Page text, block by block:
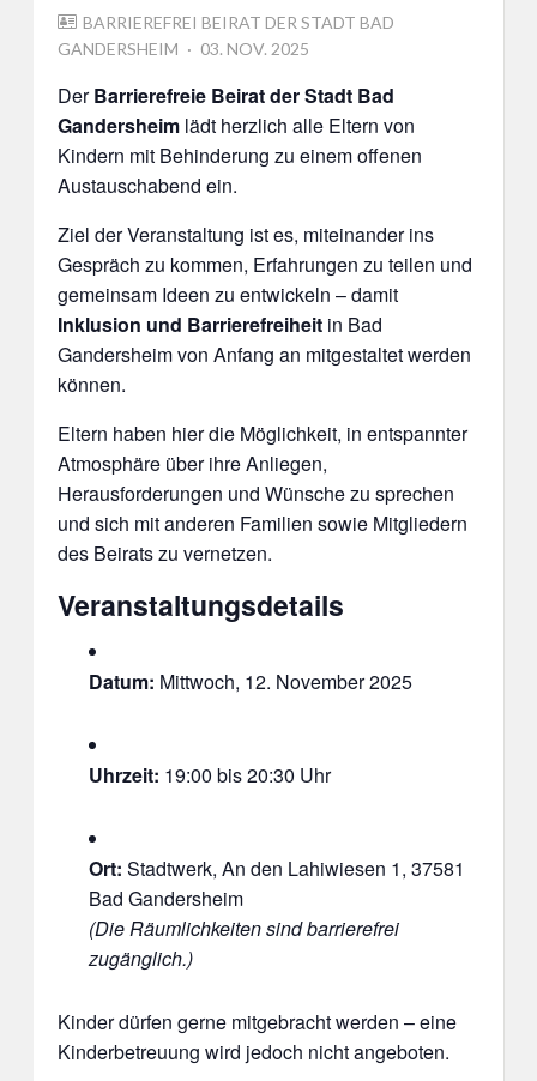
BARRIEREFREI BEIRAT DER STADT BAD
GANDERSHEIM
POSTED
03. NOV. 2025
DerBarrierefreie Beirat der Stadt Bad
Gandersheimlädt herzlich alle Eltern von
Kindern mit Behinderung zu einem offenen
Austauschabend ein.
Ziel der Veranstaltung ist es, miteinander ins
Gespräch zu kommen, Erfahrungen zu teilen und
gemeinsam Ideen zu entwickeln – damit
Inklusion und Barrierefreiheitin Bad
Gandersheim von Anfang an mitgestaltet werden
können.
Eltern haben hier die Möglichkeit, in entspannter
Atmosphäre über ihre Anliegen,
Herausforderungen und Wünsche zu sprechen
und sich mit anderen Familien sowie Mitgliedern
des Beirats zu vernetzen.
Veranstaltungsdetails
Datum: Mittwoch, 12. November 2025
Uhrzeit: 19:00 bis 20:30 Uhr
Ort: Stadtwerk, An den Lahiwiesen 1, 37581
Bad Gandersheim
(Die Räumlichkeiten sind barrierefrei
zugänglich.)
Kinder dürfen gerne mitgebracht werden – eine
Kinderbetreuung wird jedoch nicht angeboten.